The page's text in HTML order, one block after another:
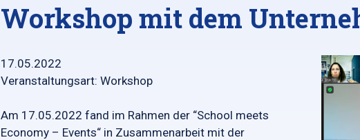
Workshop mit dem
17.05.2022
Veranstaltungsart: Workshop
Am 17.05.2022 fand im Rahmen der “School meets
Economy – Events“ in Zusammenarbeit mit der